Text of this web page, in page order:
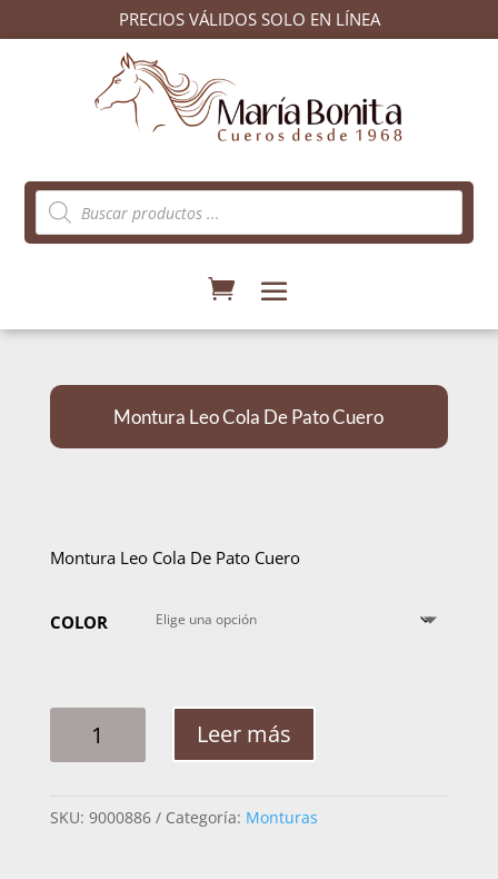
PRECIOS VÁLIDOS SOLO EN LÍNEA
Búsqueda
de
productos
Montura Leo Cola De Pato Cuero
Montura Leo Cola De Pato Cuero
COLOR
PATO
Leer más
SKU: 9000886 Categoría: Monturas